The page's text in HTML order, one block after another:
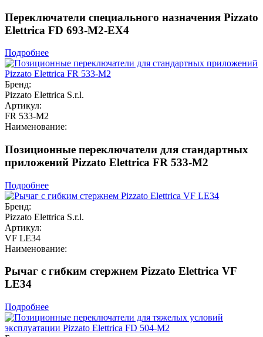
Переключатели специального назначения Pizzato
Elettrica FD 693-M2-EX4
Подробнее
Бренд:
Pizzato Elettrica S.r.l.
Артикул:
FR 533-M2
Наименование:
Позиционные переключатели для стандартных
приложений Pizzato Elettrica FR 533-M2
Подробнее
Бренд:
Pizzato Elettrica S.r.l.
Артикул:
VF LE34
Наименование:
Рычаг с гибким стержнем Pizzato Elettrica VF
LE34
Подробнее